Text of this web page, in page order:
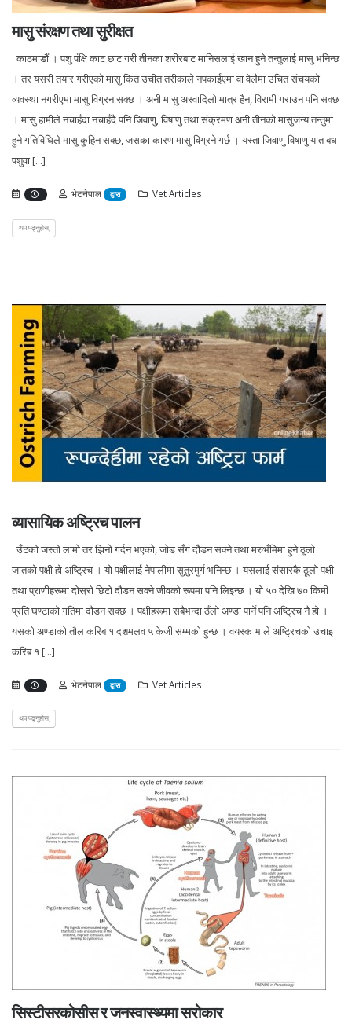
मासु संरक्षण तथा सुरीक्षत
काठमाडौं । पशु पंक्षि काट छाट गरी तीनका शरीरबाट मानिसलाई खान हुने तन्तुलाई मासु भनिन्छ
। तर यसरी तयार गरीएको मासु कित उचीत तरीकाले नपकाईएमा वा वेलैमा उचित संचयको
व्यवस्था नगरीएमा मासु विग्रन सक्छ । अनी मासु अस्वादिलो मात्र हैन, विरामी गराउन पनि सक्छ
। मासु हामीले नचाहँदा नचाहँदै पनि जिवाणु, विषाणु तथा संक्रमण अनी तीनको मासुजन्य तन्तुमा
हुने गतिविधिले मासु कुहिन सक्छ, जसका कारण मासु विग्रने गर्छ । यस्ता जिवाणु विषाणु यात बध
पशुवा [...]
भेटनेपाल द्वारा Vet Articles
थप पढ्नुहोस्
व्यासायिक अष्ट्रिच पालन
उँटको जस्तो लामो तर झिनो गर्दन भएको, जोड सँग दौडन सक्ने तथा मरुभँमिमा हुने ठूलो
जातको पक्षी हो अष्ट्रिच । यो पक्षीलाई नेपालीमा सुतुरमुर्ग भनिन्छ । यसलाई संसारकै ठूलो पक्षी
तथा प्राणीहरूमा दोस्रो छिटो दौडन सक्ने जीवको रूपमा पनि लिइन्छ । यो ५० देखि ७० किमी
प्रति घण्टाको गतिमा दौडन सक्छ । पक्षीहरूमा सबैभन्दा ठँलो अण्डा पार्ने पनि अष्ट्रिच नै हो ।
यसको अण्डाको तौल करिब १ दशमलव ५ केजी सम्मको हुन्छ । वयस्क भाले अष्ट्रिचको उचाइ
करिब १ [...]
भेटनेपाल द्वारा Vet Articles
थप पढ्नुहोस्
सिस्टीसरकोसीस र जनस्वास्थ्यमा सरोकार